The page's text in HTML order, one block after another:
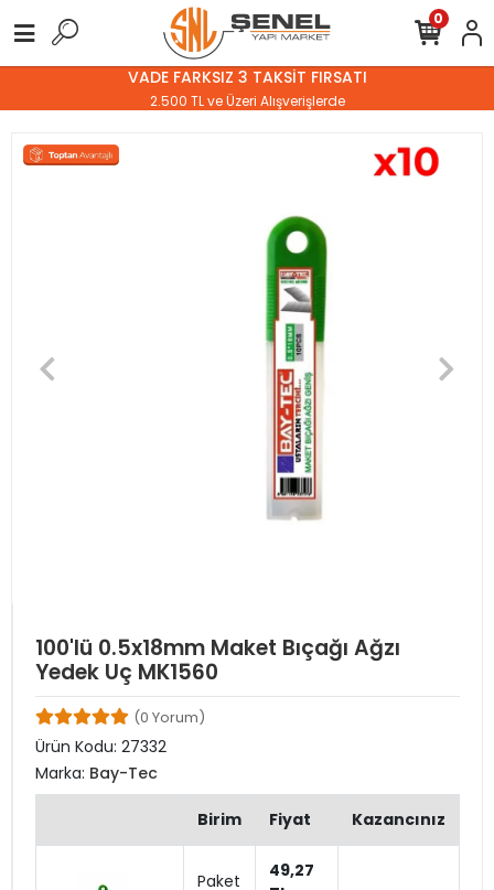
VADE FARKSIZ 3 TAKSİT FIRSATI
2.500 TL ve Üzeri Alışverişlerde
0
100'lü 0.5x18mm Maket Bıçağı Ağzı
Yedek Uç MK1560
(0 Yorum)
Ürün Kodu: 27332
Marka: Bay-Tec
Birim Fiyat Kazancınız
Paket
49,27